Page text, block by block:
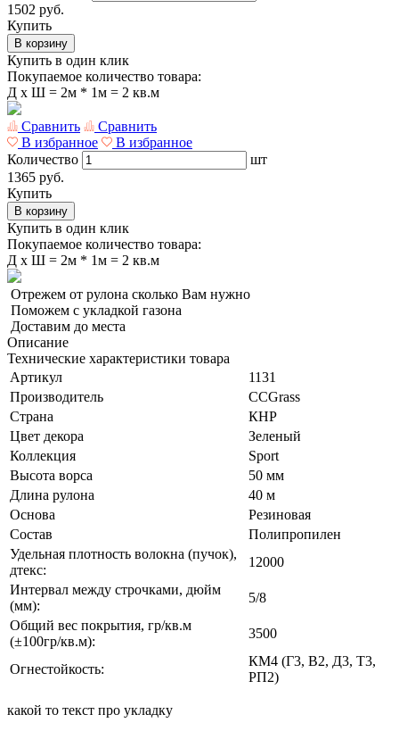
1502 руб.
Купить
В корзину
Купить в один клик
Покупаемое количество товара:
Д x Ш = 2м * 1м = 2 кв.м
Сравнить
Сравнить
В избранное
В избранное
Количество
шт
1365 руб.
Купить
В корзину
Купить в один клик
Покупаемое количество товара:
Д x Ш = 2м * 1м = 2 кв.м
Отрежем от рулона сколько Вам нужно
Поможем с укладкой газона
Доставим до места
Описание
Технические характеристики товара
Артикул
1131
Производитель
CCGrass
Страна
КНР
Цвет декора
Зеленый
Коллекция
Sport
Высота ворса
50 мм
Длина рулона
40 м
Основа
Резиновая
Состав
Полипропилен
Удельная плотность волокна (пучок),
дтекс:
12000
Интервал между строчками, дюйм
(мм):
5/8
Общий вес покрытия, гр/кв.м
(±100гр/кв.м):
3500
Огнестойкость:
КМ4 (Г3, В2, Д3, Т3,
РП2)
какой то текст про укладку